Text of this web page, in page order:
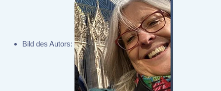
Bild des Autors: